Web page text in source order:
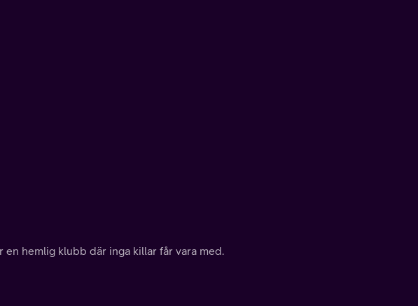
en hemlig klubb där inga killar får vara med.